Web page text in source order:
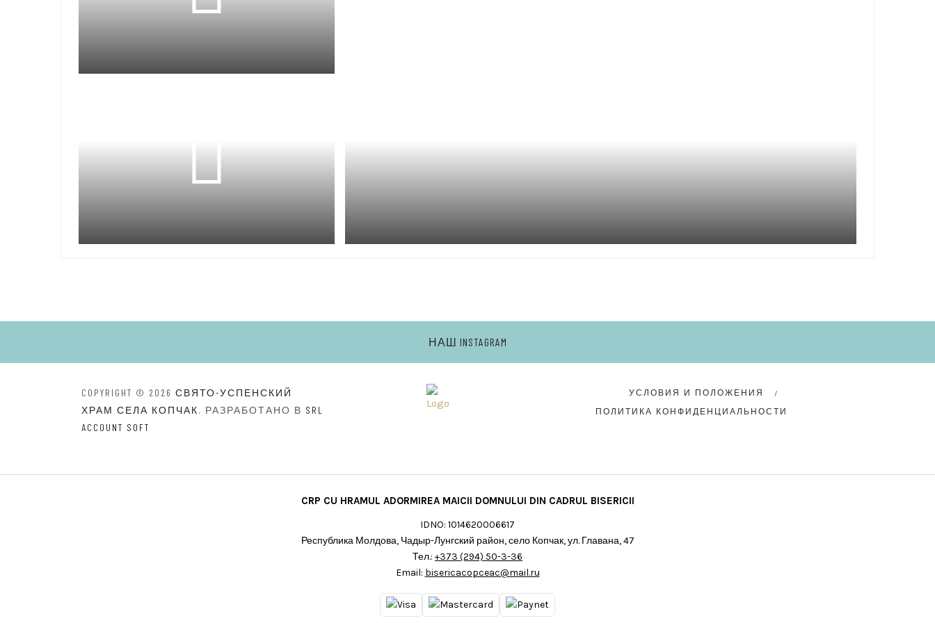
НАШ INSTAGRAM
COPYRIGHT © 2026 СВЯТО-УСПЕНСКИЙ
ХРАМ СЕЛА КОПЧАК. РАЗРАБОТАНО В SRL
ACCOUNT SOFT
УСЛОВИЯ И ПОЛОЖЕНИЯ
ПОЛИТИКА КОНФИДЕНЦИАЛЬНОСТИ
CRP CU HRAMUL ADORMIREA MAICII DOMNULUI DIN CADRUL BISERICII
IDNO: 1014620006617
Республика Молдова, Чадыр-Лунгский район, село Копчак, ул. Главана, 47
Тел.: +373 (294) 50-3-36
Email: bisericacopceac@mail.ru